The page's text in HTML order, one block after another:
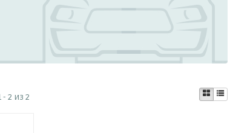
- 2 из 2